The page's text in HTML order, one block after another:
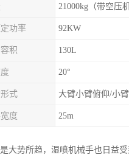
21000kg（带空压机
功率 92KW
积 130L
20°
式 大臂小臂俯仰/小
度 25m
大势所趋，湿喷机械手也日益